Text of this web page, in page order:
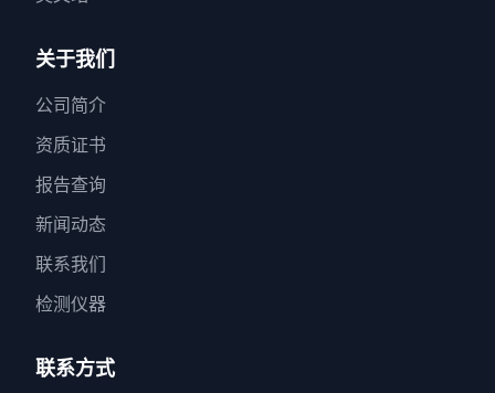
关于我们
公司简介
资质证书
报告查询
新闻动态
联系我们
检测仪器
联系方式